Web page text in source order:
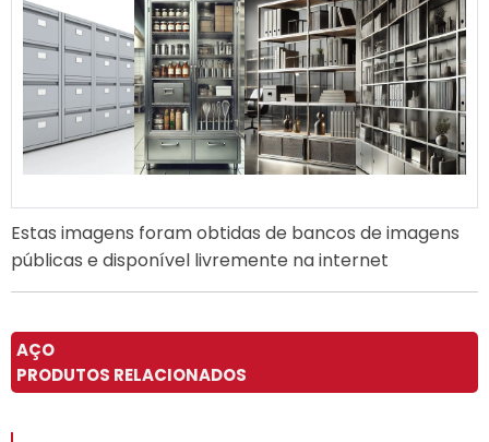
Estas imagens foram obtidas de bancos de imagens
públicas e disponível livremente na internet
AÇO
PRODUTOS RELACIONADOS